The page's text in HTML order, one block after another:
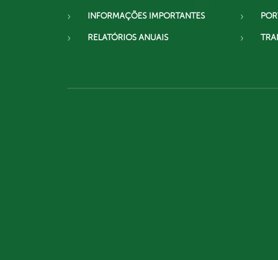
INFORMAÇÕES IMPORTANTES
RELATÓRIOS ANUAIS